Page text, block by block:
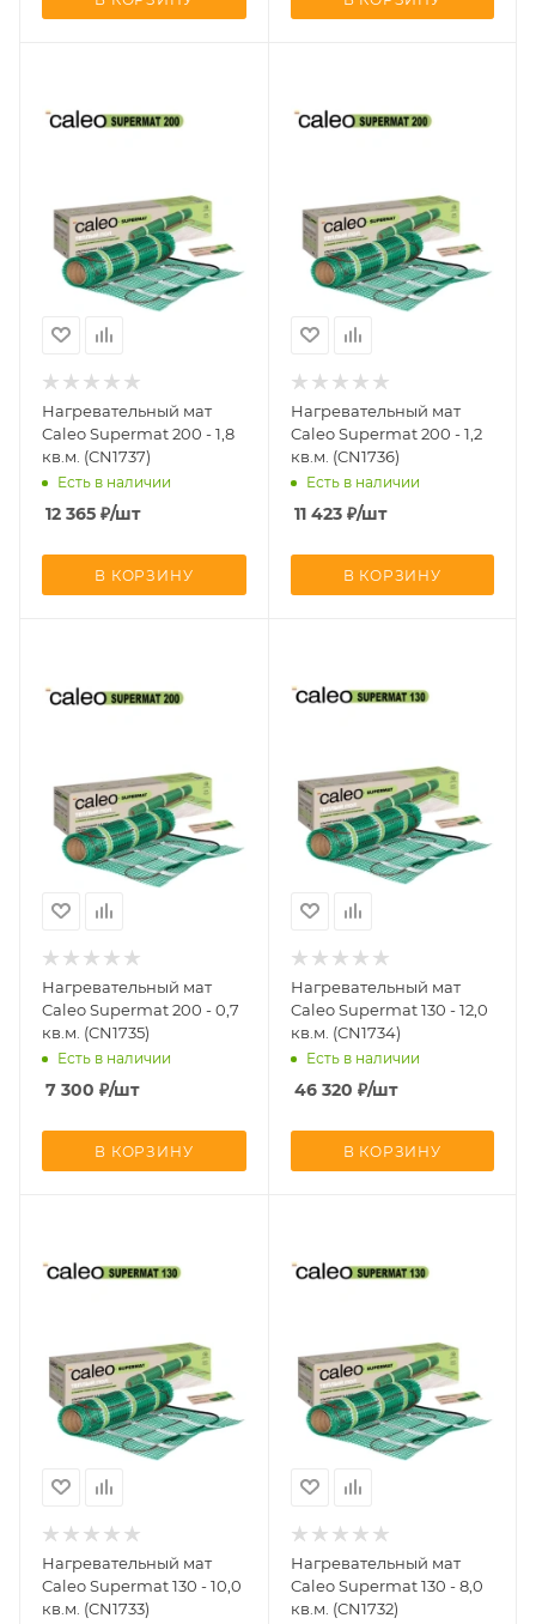
Нагревательный мат
Caleo Supermat 200 - 1,8
кв.м. (CN1737)
Есть в наличии
12 365 ₽/шт
В КОРЗИНУ
Нагревательный мат
Caleo Supermat 200 - 1,2
кв.м. (CN1736)
Есть в наличии
11 423₽/шт
В КОРЗИНУ
Нагревательный мат
Caleo Supermat 200 - 0,7
кв.м. (CN1735)
Есть в наличии
7 300 ₽/шт
В КОРЗИНУ
Нагревательный мат
Caleo Supermat 130 - 12,0
кв.м. (CN1734)
Есть в наличии
46 320 ₽/шт
В КОРЗИНУ
Нагревательный мат
Caleo Supermat 130 - 10,0
кв.м. (CN1733)
Нагревательный мат
Caleo Supermat 130 - 8,0
кв.м. (CN1732)